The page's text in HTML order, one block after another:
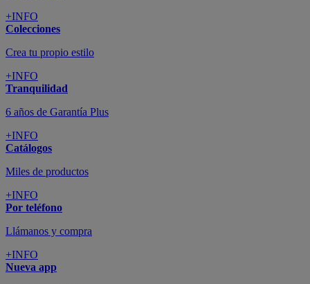
+INFO
Colecciones
Crea tu propio estilo
+INFO
Tranquilidad
6 años de Garantía Plus
+INFO
Catálogos
Miles de productos
+INFO
Por teléfono
Llámanos y compra
+INFO
Nueva app